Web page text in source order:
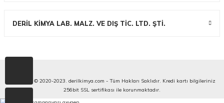
DERİL KİMYA LAB. MALZ. VE DIŞ TİC. LTD. ŞTİ.
Copyright © 2020-2023. derilkimya.com - Tüm Hakları Saklıdır. Kredi kartı bilgileriniz
256bit SSL sertifikası ile korunmaktadır.